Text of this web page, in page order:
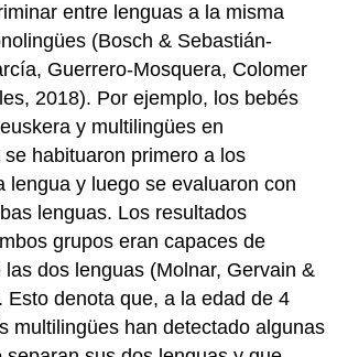
entre lenguas a la misma
(Bosch & Sebastián-
Guerrero-Mosquera, Colomer
2018). Por ejemplo, los bebés
y multilingües en
habituaron primero a los
lengua y luego se evaluaron con
lenguas. Los resultados
grupos eran capaces de
dos lenguas (Molnar, Gervain &
Esto denota que, a la edad de 4
multilingües han detectado algunas